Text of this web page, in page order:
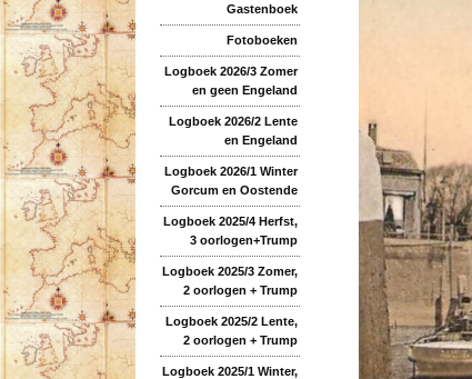
Gastenboek
Fotoboeken
Logboek 2026/3 Zomer
en geen Engeland
Logboek 2026/2 Lente
en Engeland
Logboek 2026/1 Winter
Gorcum en Oostende
Logboek 2025/4 Herfst,
3 oorlogen+Trump
Logboek 2025/3 Zomer,
2 oorlogen + Trump
Logboek 2025/2 Lente,
2 oorlogen + Trump
Logboek 2025/1 Winter,